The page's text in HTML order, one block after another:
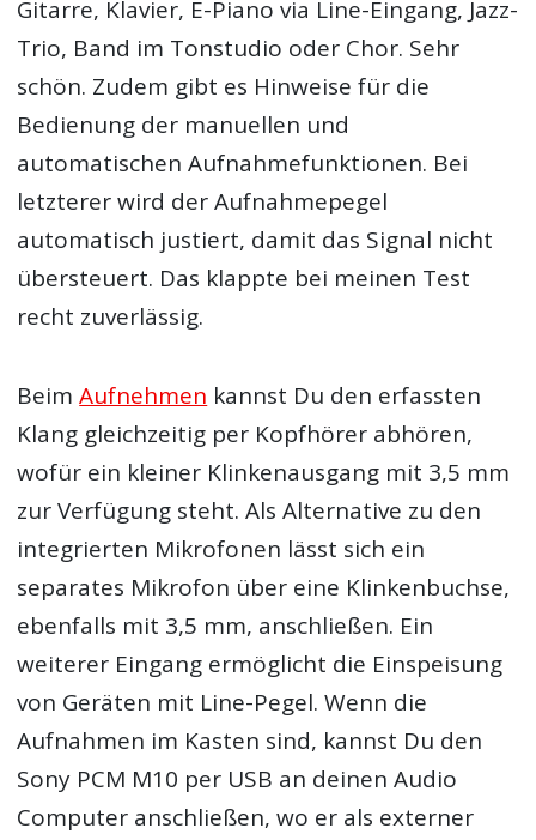
Gitarre, Klavier, E-Piano via Line-Eingang, Jazz-
Trio, Band im Tonstudio oder Chor. Sehr
schön. Zudem gibt es Hinweise für die
Bedienung der manuellen und
automatischen Aufnahmefunktionen. Bei
letzterer wird der Aufnahmepegel
automatisch justiert, damit das Signal nicht
übersteuert. Das klappte bei meinen Test
recht zuverlässig.
BeimAufnehmen kannst Du den erfassten
Klang gleichzeitig per Kopfhörer abhören,
wofür ein kleiner Klinkenausgang mit 3,5 mm
zur Verfügung steht. Als Alternative zu den
integrierten Mikrofonen lässt sich ein
separates Mikrofon über eine Klinkenbuchse,
ebenfalls mit 3,5 mm, anschließen. Ein
weiterer Eingang ermöglicht die Einspeisung
von Geräten mit Line-Pegel. Wenn die
Aufnahmen im Kasten sind, kannst Du den
Sony PCM M10 per USB an deinen Audio
Computer anschließen, wo er als externer